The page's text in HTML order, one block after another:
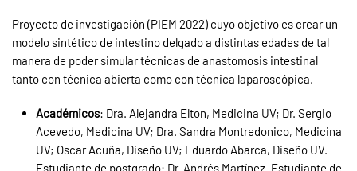
Proyecto de investigación (PIEM 2022) cuyo objetivo es crear un
modelo sintético de intestino delgado a distintas edades de tal
manera de poder simular técnicas de anastomosis intestinal
tanto con técnica abierta como con técnica laparoscópica.
Académicos: Dra. Alejandra Elton, Medicina UV; Dr. Sergio
Acevedo, Medicina UV; Dra. Sandra Montredonico, Medicina
UV; Oscar Acuña, Diseño UV; Eduardo Abarca, Diseño UV.
Estudiante de postgrado: Dr. Andrés Martínez. Estudiante de